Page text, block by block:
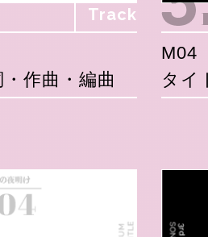
Track
作曲・編曲
M04
タイ